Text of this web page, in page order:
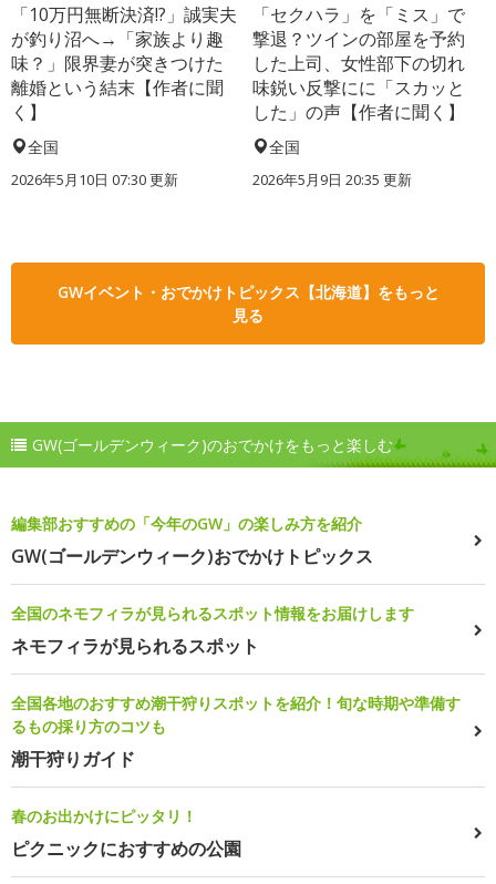
「10万円無断決済!?」誠実夫
が釣り沼へ→「家族より趣
味？」限界妻が突きつけた
離婚という結末【作者に聞
く】
全国
2026年5月10日 07:30 更新
「セクハラ」を「ミス」で
撃退？ツインの部屋を予約
した上司、女性部下の切れ
味鋭い反撃にに「スカッと
した」の声【作者に聞く】
全国
2026年5月9日 20:35 更新
GWイベント・おでかけトピックス【北海道】をもっと
見る
GW(ゴールデンウィーク)のおでかけをもっと楽しむ
編集部おすすめの「今年のGW」の楽しみ方を紹介
GW(ゴールデンウィーク)おでかけトピックス
全国のネモフィラが見られるスポット情報をお届けします
ネモフィラが見られるスポット
全国各地のおすすめ潮干狩りスポットを紹介！旬な時期や準備す
るもの採り方のコツも
潮干狩りガイド
春のお出かけにピッタリ！
ピクニックにおすすめの公園